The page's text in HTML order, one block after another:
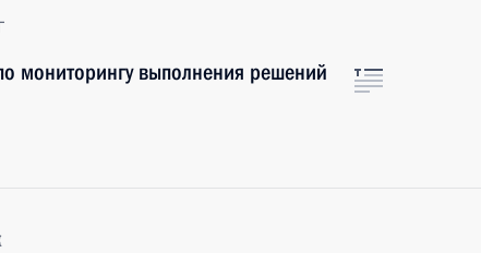
мониторингу выполнения решений